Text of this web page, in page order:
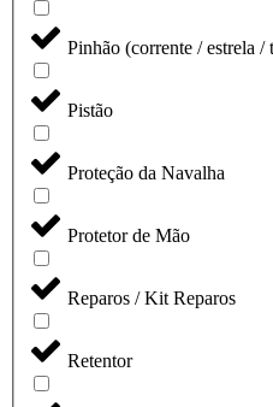
Pinhão (corrente / estrela /
Pistão
Proteção da Navalha
Protetor de Mão
Reparos / Kit Reparos
Retentor